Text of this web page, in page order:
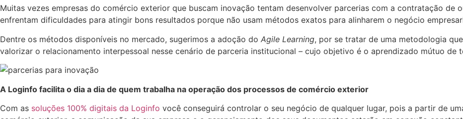
Muitas vezes empresas do comércio exterior que buscam inovação tentam desenvolver parcerias com a contratação de
enfrentam dificuldades para atingir bons resultados porque não usam métodos exatos para alinharem o negócio
Dentre os métodos disponíveis no mercado, sugerimos a adoção do Agile Learning, por se tratar de uma metodologia
valorizar o relacionamento interpessoal nesse cenário de parceria institucional – cujo objetivo é o aprendizado mútuo de
A Loginfo facilita o dia a dia de quem trabalha na operação dos processos de comércio exterior
Com as soluções 100% digitais da Loginfo você conseguirá controlar o seu negócio de qualquer lugar, pois a partir de